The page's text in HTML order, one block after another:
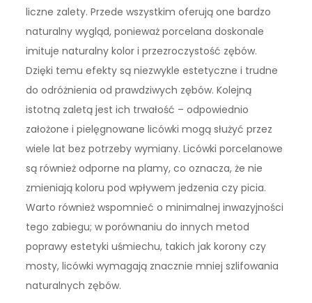
liczne zalety. Przede wszystkim oferują one bardzo
naturalny wygląd, ponieważ porcelana doskonale
imituje naturalny kolor i przezroczystość zębów.
Dzięki temu efekty są niezwykle estetyczne i trudne
do odróżnienia od prawdziwych zębów. Kolejną
istotną zaletą jest ich trwałość – odpowiednio
założone i pielęgnowane licówki mogą służyć przez
wiele lat bez potrzeby wymiany. Licówki porcelanowe
są również odporne na plamy, co oznacza, że nie
zmieniają koloru pod wpływem jedzenia czy picia.
Warto również wspomnieć o minimalnej inwazyjności
tego zabiegu; w porównaniu do innych metod
poprawy estetyki uśmiechu, takich jak korony czy
mosty, licówki wymagają znacznie mniej szlifowania
naturalnych zębów.